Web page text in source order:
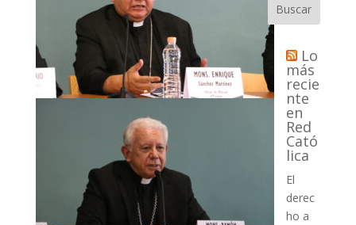
Buscar
Lo
más
recie
nte
en
Red
Cató
lica
El
derec
ho a